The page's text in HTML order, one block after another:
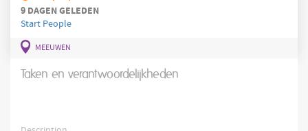
9 DAGEN GELEDEN
Start People
MEEUWEN
Taken en verantwoordelijkheden